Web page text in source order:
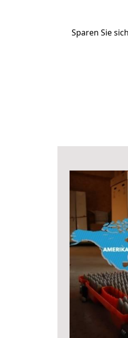
Sparen Sie